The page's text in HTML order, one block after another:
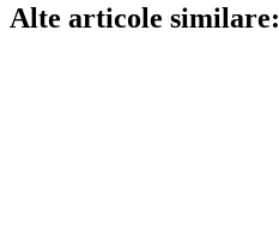
Alte articole similare: